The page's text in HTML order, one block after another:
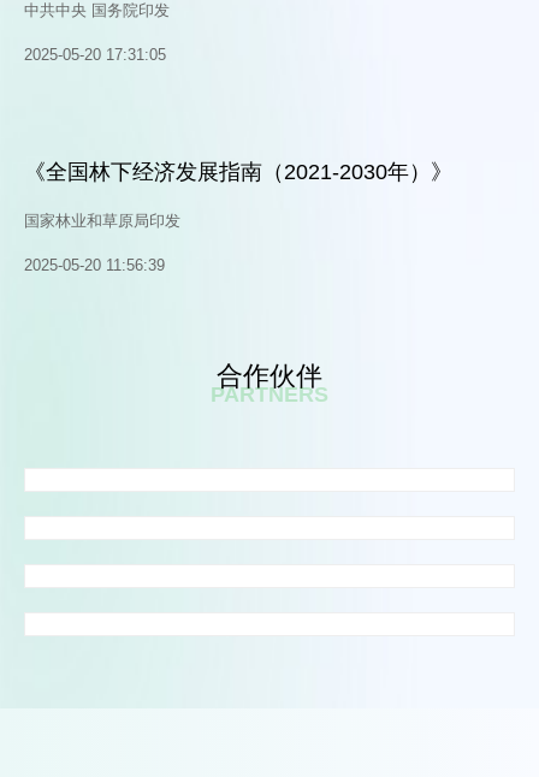
中共中央 国务院印发
2025-05-20 17:31:05
《全国林下经济发展指南（2021-2030年）》
国家林业和草原局印发
2025-05-20 11:56:39
合作伙伴
PARTNERS